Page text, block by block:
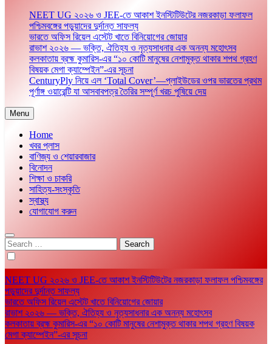
NEET UG ২০২৬ ও JEE-তে আকাশ ইনস্টিটিউটের নজরকাড়া ফলাফল
পশ্চিমবঙ্গের পড়ুয়াদের দুর্দান্ত সাফল্য
ভারতে অফিস রিয়েল এস্টেট খাতে বিনিয়োগের জোয়ার
রাভাশ ২০২৬ — ভক্তি, ঐতিহ্য ও নৃত্যসাধনার এক অনন্য মহোৎসব
কলকাতায় ব্রহ্ম কুমারিস-এর “১০ কোটি মানুষের নেশামুক্ত থাকার শপথ গ্রহণ
বিষয়ক মেগা ক্যাম্পেইন”-এর সূচনা
CenturyPly নিয়ে এল ‘Total Cover’—প্লাইউডের ওপর ভারতের প্রথম
পূর্ণাঙ্গ ওয়ারেন্টি যা আসবাবপত্র তৈরির সম্পূর্ণ খরচ পুষিয়ে দেয়
Menu
Home
খবর প্লাস
বাণিজ্য ও শেয়ারবাজার
বিনোদন
শিক্ষা ও চাকরি
সাহিত্য-সংস্কৃতি
স্বাস্থ্য
যোগাযোগ করুন
Search
for:
NEET UG ২০২৬ ও JEE-তে আকাশ ইনস্টিটিউটের নজরকাড়া ফলাফল পশ্চিমবঙ্গের
পড়ুয়াদের দুর্দান্ত সাফল্য
ভারতে অফিস রিয়েল এস্টেট খাতে বিনিয়োগের জোয়ার
রাভাশ ২০২৬ — ভক্তি, ঐতিহ্য ও নৃত্যসাধনার এক অনন্য মহোৎসব
কলকাতায় ব্রহ্ম কুমারিস-এর “১০ কোটি মানুষের নেশামুক্ত থাকার শপথ গ্রহণ বিষয়ক
মেগা ক্যাম্পেইন”-এর সূচনা